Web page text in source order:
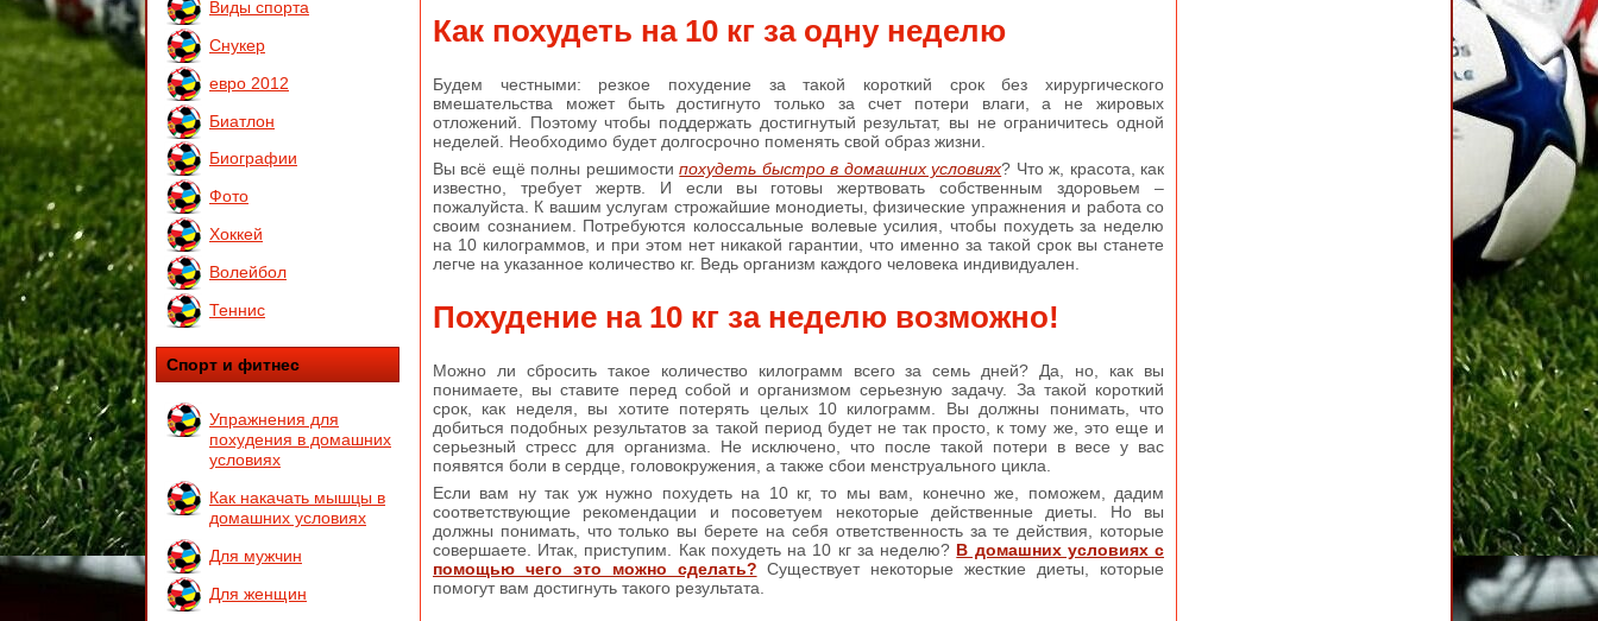
Виды спорта
Снукер
евро 2012
Биатлон
Биографии
Фото
Хоккей
Волейбол
Теннис
Спорт и фитнес
Упражнения для
похудения в домашних
условиях
Как накачать мышцы в
домашних условиях
Для мужчин
Для женщин
Как похудеть на 10 кг за одну неделю
Будем честными: резкое похудение за такой короткий срок без хирургического
вмешательства может быть достигнуто только за счет потери влаги, а не жировых
отложений. Поэтому чтобы поддержать достигнутый результат, вы не ограничитесь одной
неделей. Необходимо будет долгосрочно поменять свой образ жизни.
Вы всё ещё полны решимостипохудеть быстро в домашних условиях? Что ж, красота, как
известно, требует жертв. И если вы готовы жертвовать собственным здоровьем –
пожалуйста. К вашим услугам строжайшие монодиеты, физические упражнения и работа со
своим сознанием. Потребуются колоссальные волевые усилия, чтобы похудеть за неделю
на 10 килограммов, и при этом нет никакой гарантии, что именно за такой срок вы станете
легче на указанное количество кг. Ведь организм каждого человека индивидуален.
Похудение на 10 кг за неделю возможно!
Можно ли сбросить такое количество килограмм всего за семь дней? Да, но, как вы
понимаете, вы ставите перед собой и организмом серьезную задачу. За такой короткий
срок, как неделя, вы хотите потерять целых 10 килограмм. Вы должны понимать, что
добиться подобных результатов за такой период будет не так просто, к тому же, это еще и
серьезный стресс для организма. Не исключено, что после такой потери в весе у вас
появятся боли в сердце, головокружения, а также сбои менструального цикла.
Если вам ну так уж нужно похудеть на 10 кг, то мы вам, конечно же, поможем, дадим
соответствующие рекомендации и посоветуем некоторые действенные диеты. Но вы
должны понимать, что только вы берете на себя ответственность за те действия, которые
совершаете. Итак, приступим. Как похудеть на 10 кг за неделю? В домашних условиях с
помощью чего это можно сделать? Существует некоторые жесткие диеты, которые
помогут вам достигнуть такого результата.